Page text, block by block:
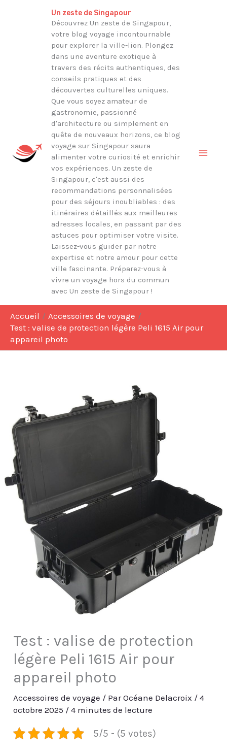
Un zeste de Singapour
Découvrez Un zeste de Singapour,
votre blog voyage incontournable
pour explorer la ville-lion. Plongez
dans une aventure exotique à
travers des récits authentiques, des
conseils pratiques et des
découvertes culturelles uniques.
Que vous soyez amateur de
gastronomie, passionné
d'architecture ou simplement en
quête de nouveaux horizons, ce blog
voyage sur Singapour saura
alimenter votre curiosité et enrichir
vos expériences. Un zeste de
Singapour, c'est aussi des
recommandations personnalisées
pour des séjours inoubliables : des
itinéraires détaillés aux meilleures
adresses locales, en passant par des
astuces pour optimiser votre visite.
Laissez-vous guider par notre
expertise et notre amour pour cette
ville fascinante. Préparez-vous à
vivre un voyage hors du commun
avec Un zeste de Singapour !
Accueil
Accessoires de voyage
Test : valise de protection légère Peli 1615 Air pour
appareil photo
Test : valise de protection
légère Peli 1615 Air pour
appareil photo
Accessoires de voyage / ParOcéane Delacroix /4
octobre 2025 /4 minutes de lecture
5/5 - (5 votes)
Rechercher